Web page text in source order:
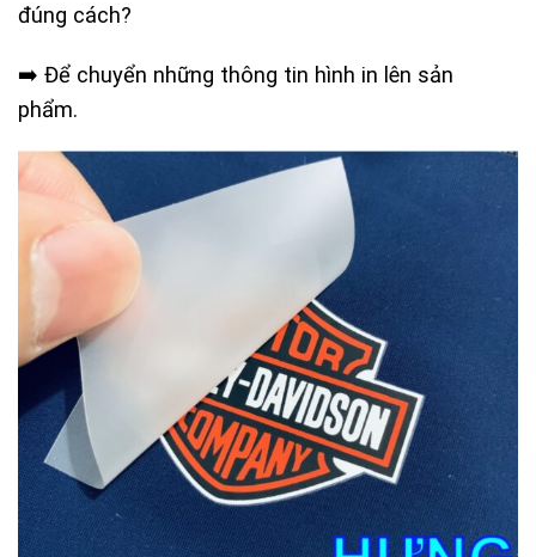
đúng cách?
➡️ Để chuyển những thông tin hình in lên sản
phẩm.